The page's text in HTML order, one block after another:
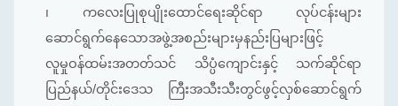
၊ ကလေးပြုစုပျိုးထောင်ရေးဆိုင်ရာ လုပ်ငန်းများ
ဆောင်ရွက်နေသောအဖွဲ့အစည်းများမှနည်းပြများဖြင့်
လူမှုဝန်ထမ်းအတတ်သင် သိပ္ပံကျောင်းနှင့် သက်ဆိုင်ရာ
ပြည်နယ်/တိုင်းဒေသ ကြီးအသီးသီးတွင်ဖွင့်လှစ်ဆောင်ရွက်